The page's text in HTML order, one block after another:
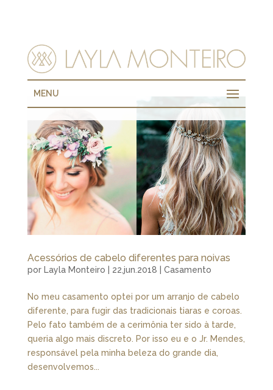
MENU
Acessórios de cabelo diferentes para noivas
por Layla Monteiro 22.jun.2018 Casamento
No meu casamento optei por um arranjo de cabelo
diferente, para fugir das tradicionais tiaras e coroas.
Pelo fato também de a cerimônia ter sido à tarde,
queria algo mais discreto. Por isso eu e o Jr. Mendes,
responsável pela minha beleza do grande dia,
desenvolvemos...